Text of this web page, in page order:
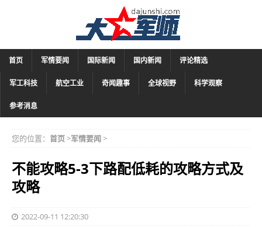
首页 军情要闻 国际新闻 国内新闻 评论精选
军工科技 航空工业 奇闻趣事 全球视野 科学观察
参考消息
您的位置： 首页>军情要闻>
不能攻略5-3下路配低耗的攻略方式及
攻略
2022-09-11 12:20:30